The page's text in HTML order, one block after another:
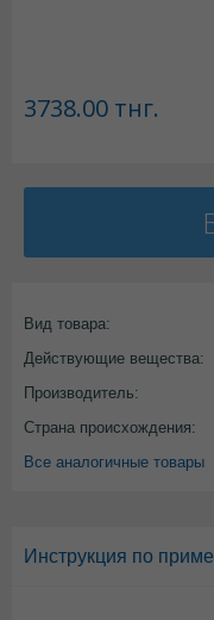
3738.00 тнг.
Вид товара:
Действующие вещества:
Производитель:
Страна происхождения:
Все аналогичные товары
Инструкция по